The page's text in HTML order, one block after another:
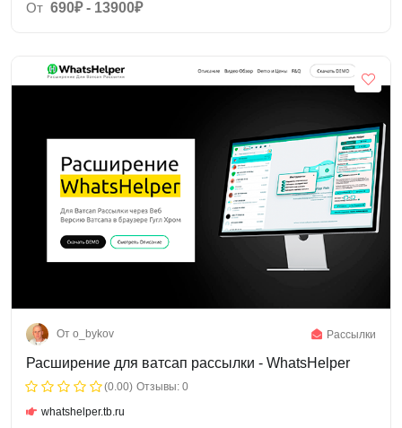
От 690₽ - 13900₽
От o_bykov Рассылки
Расширение для ватсап рассылки - WhatsHelper
(0.00) Отзывы: 0
whatshelper.tb.ru